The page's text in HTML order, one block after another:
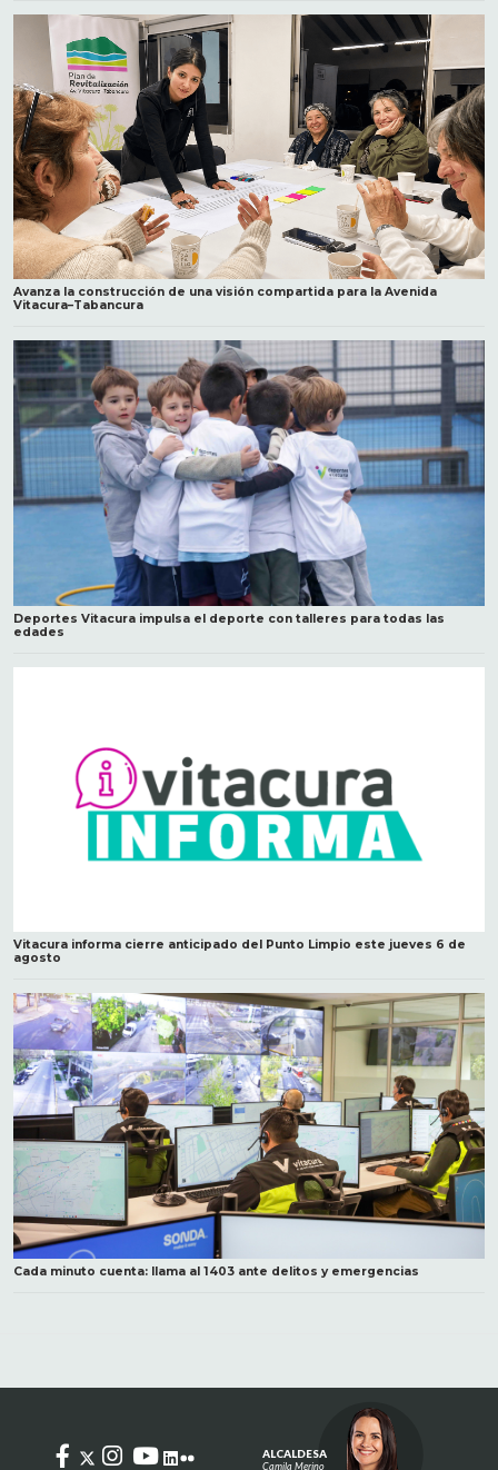
Avanza la construcción de una visión compartida para la Avenida
Vitacura–Tabancura
Deportes Vitacura impulsa el deporte con talleres para todas las
edades
Vitacura informa cierre anticipado del Punto Limpio este jueves 6 de
agosto
Cada minuto cuenta: llama al 1403 ante delitos y emergencias
ALCALDESA
Camila Merino